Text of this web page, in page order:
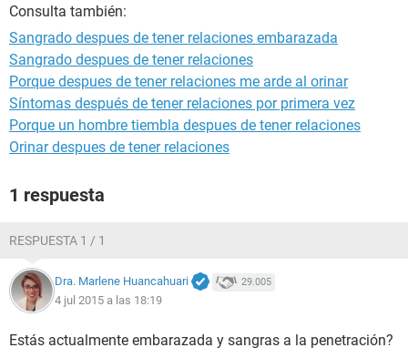
Consulta también:
Sangrado despues de tener relaciones embarazada
Sangrado despues de tener relaciones
Porque despues de tener relaciones me arde al orinar
Síntomas después de tener relaciones por primera vez
Porque un hombre tiembla despues de tener relaciones
Orinar despues de tener relaciones
1 respuesta
RESPUESTA 1 / 1
Dra. Marlene Huancahuari 29.005
4 jul 2015 a las 18:19
Estás actualmente embarazada y sangras a la penetración?